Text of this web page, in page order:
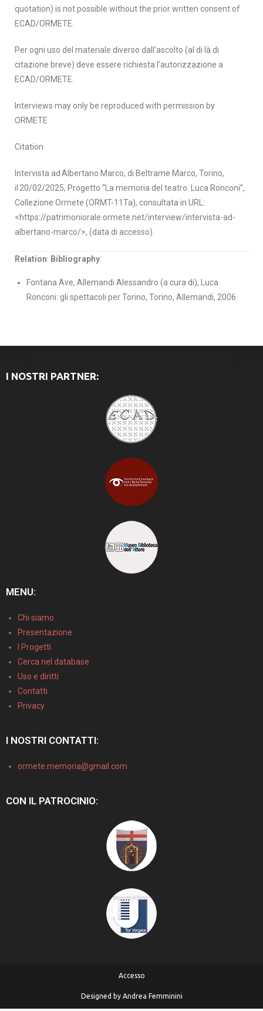
quotation) is not possible without the prior written consent of
ECAD/ORMETE.
Per ogni uso del materiale diverso dall’ascolto (al di là di
citazione breve) deve essere richiesta l’autorizzazione a
ECAD/ORMETE.
Interviews may only be reproduced with permission by
ORMETE
Citation
Intervista ad Albertano Marco, di Beltrame Marco, Torino,
il 20/02/2025, Progetto “La memoria del teatro. Luca Ronconi”,
Collezione Ormete (ORMT-11Ta), consultata in URL:
<https://patrimoniorale.ormete.net/interview/intervista-ad-
albertano-marco/>, (data di accesso).
Relation: Bibliography:
Fontana Ave, Allemandi Alessandro (a cura di), Luca
Ronconi: gli spettacoli per Torino, Torino, Allemandi, 2006
I NOSTRI PARTNER:
MENU:
Chi siamo
Presentazione
I Progetti
Cerca nel database
Uso e diritti
Contatti
Privacy
I NOSTRI CONTATTI:
ormete.memoria@gmail.com
CON IL PATROCINIO:
Accesso
Designed by Andrea Femminini